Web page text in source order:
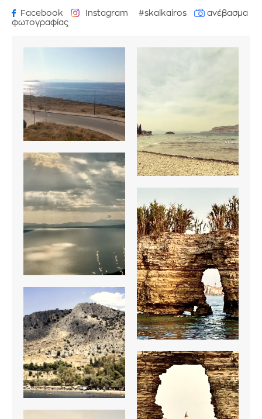
Facebook Instagram #skaikairos
ανέβασμα
φωτογραφίας